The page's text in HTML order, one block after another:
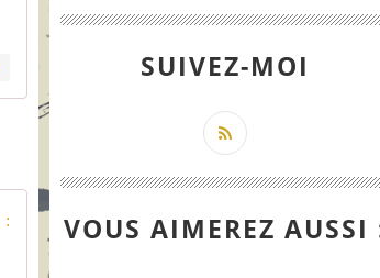
PEPITE : pôles étudiants pour
SUIVEZ-MOI
VOUS AIMEREZ AUSSI